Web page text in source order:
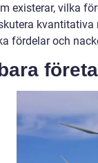
existerar, vilka
kvantitativa
fördelar och